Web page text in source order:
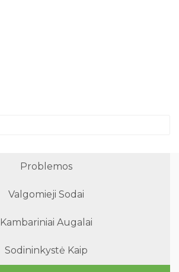
Problemos
Valgomieji Sodai
Kambariniai Augalai
Sodininkystė Kaip